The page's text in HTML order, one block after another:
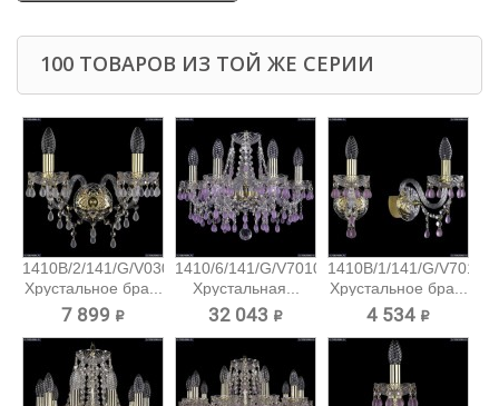
100 ТОВАРОВ ИЗ ТОЙ ЖЕ СЕРИИ
1410B/2/141/G/V0300
Хрустальное бра...
7 899 ₽
1410/6/141/G/V7010
Хрустальная...
32 043 ₽
1410B/1/141/G/V7010
Хрустальное бра...
4 534 ₽